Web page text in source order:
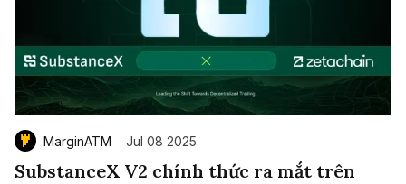
MarginATM Jul 08 2025
SubstanceX V2 chính thức ra mắt trên